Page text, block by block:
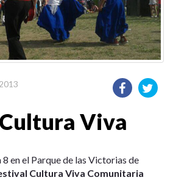
Viva
8 en el Parque de las Victorias de
Cultura Viva Comunitaria